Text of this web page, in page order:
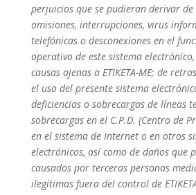
perjuicios que se pudieran derivar de
omisiones, interrupciones, virus
telefónicas o desconexiones en el
operativo de este sistema
causas ajenas a ETIKETA-ME; de
el uso del presente sistema
deficiencias o sobrecargas de líneas
sobrecargas en el C.P.D. (Centro de
en el sistema de Internet o en otros
electrónicos, así como de daños que
causados por terceras personas
ilegítimas fuera del control de